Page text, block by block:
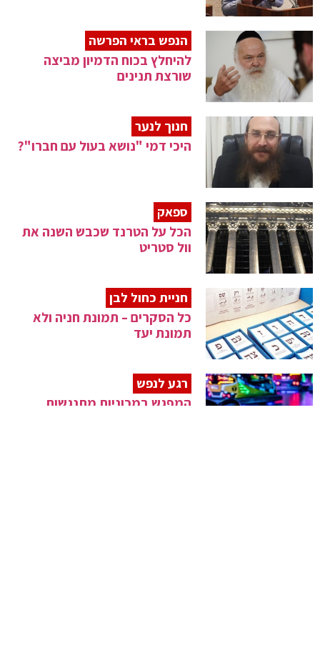
הנפש בראי הפרשה
להיחלץ בכוח הדמיון מביצה
שורצת תנינים
חנוך לנער
היכי דמי "נושא בעול עם חברו"?
ספאק
הכל על הטרנד שכבש השנה את
וול סטריט
חניית כחול לבן
כל הסקרים – תמונת חניה ולא
תמונת יעד
רגע לנפש
המפגש במכוניות מתנגשות